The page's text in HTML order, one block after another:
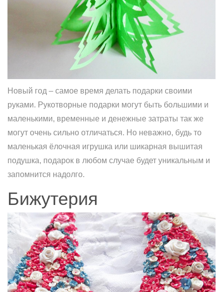
Новый год – самое время делать подарки своими
руками. Рукотворные подарки могут быть большими и
маленькими, временные и денежные затраты так же
могут очень сильно отличаться. Но неважно, будь то
маленькая ёлочная игрушка или шикарная вышитая
подушка, подарок в любом случае будет уникальным и
запомнится надолго.
Бижутерия